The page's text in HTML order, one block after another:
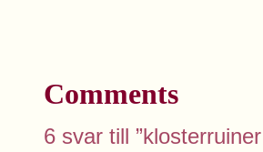
Comments
6 svar till